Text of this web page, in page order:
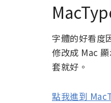
字體的好看度
修改成 Mac
套就好。
點我進到